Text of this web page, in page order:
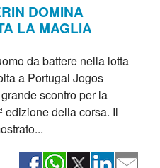
DOMINA
LA MAGLIA
da battere nella lotta
a Portugal Jogos
scontro per la
edizione della corsa. Il